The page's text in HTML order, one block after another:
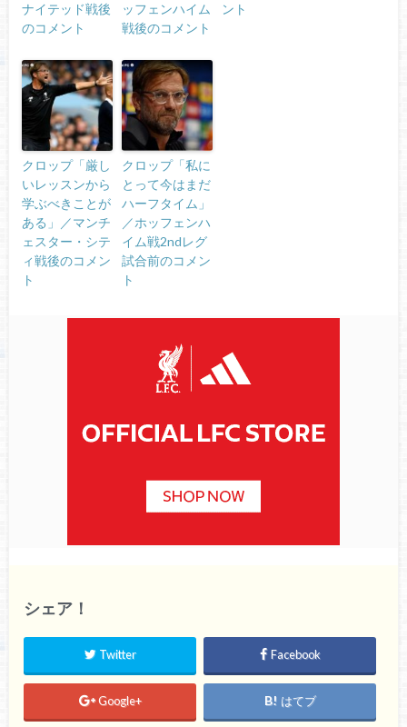
ナイテッド戦後
のコメント
ッフェンハイム
戦後のコメント
ント
クロップ「厳し
いレッスンから
学ぶべきことが
ある」／マンチ
ェスター・シテ
ィ戦後のコメン
ト
クロップ「私に
とって今はまだ
ハーフタイム」
／ホッフェンハ
イム戦2ndレグ
試合前のコメン
ト
シェア！
Twitter Facebook
Google+ はてブ